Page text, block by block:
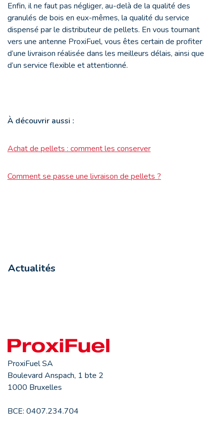
Enfin, il ne faut pas négliger, au-delà de la qualité des
granulés de bois en eux-mêmes, la qualité du service
dispensé par le distributeur de pellets. En vous tournant
vers une antenne ProxiFuel, vous êtes certain de profiter
d’une livraison réalisée dans les meilleurs délais, ainsi que
d’un service flexible et attentionné.
À découvrir aussi :
Achat de pellets : comment les conserver
Comment se passe une livraison de pellets ?
Actualités
ProxiFuel SA
Boulevard Anspach, 1 bte 2
1000 Bruxelles
BCE: 0407.234.704